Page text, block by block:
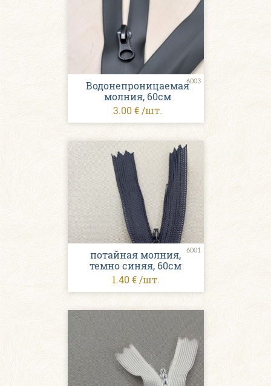
6003
Водонепроницаемая
молния, 60см
3.00 € /шт.
6001
потайная молния,
темно синяя, 60см
1.40 € /шт.